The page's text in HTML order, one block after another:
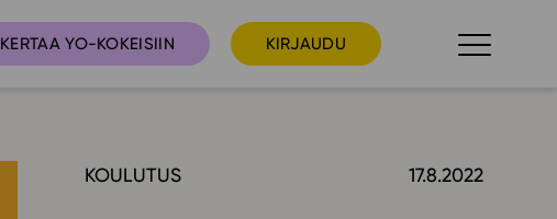
KERTAA YO-KOKEISIIN KIRJAUDU
KOULUTUS 17.8.2022